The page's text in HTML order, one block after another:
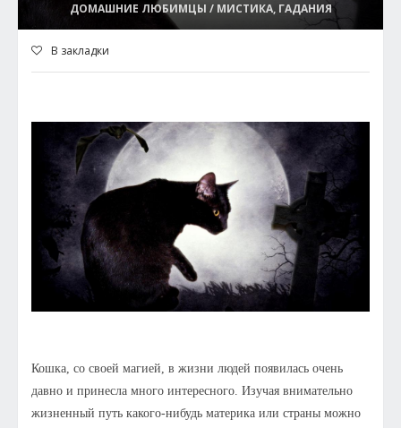
ДОМАШНИЕ ЛЮБИМЦЫ / МИСТИКА, ГАДАНИЯ
В закладки
Кошка, со своей магией, в жизни людей появилась очень
давно и принесла много интересного. Изучая внимательно
жизненный путь какого-нибудь материка или страны можно